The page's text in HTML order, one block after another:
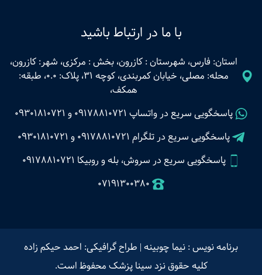
با ما در ارتباط باشید
استان: فارس، شهرستان : کازرون، بخش : مرکزی، شهر: کازرون،
محله: مصلی، خیابان کمربندی، کوچه 31، پلاک: 0.0، طبقه:
همکف،
پاسخگویی سریع در واتساپ 09178810721 و 09301810721
پاسخگویی سریع در تلگرام 09178810721 و 09301810721
پاسخگویی سریع در سروش، بله و روبیکا 09178810721
07191300380
برنامه نویس : نیما چوبینه | طراح گرافیکی: احمد حیکم زاده
کلیه حقوق نزد سینا پزشک محفوظ است.